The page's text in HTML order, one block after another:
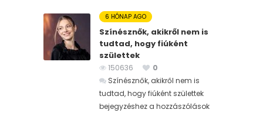
6 HÓNAP AGO
Színésznők, akikről nem is
tudtad, hogy fiúként
születtek
150636
0
Színésznők, akikről nem is
tudtad, hogy fiúként születtek
bejegyzéshez a hozzászólások